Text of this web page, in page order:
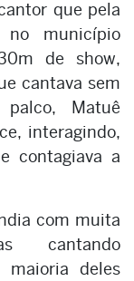
que pela
município
de show,
cantava sem
Matuê
interagindo,
contagiava a
com muita
cantando
maioria deles